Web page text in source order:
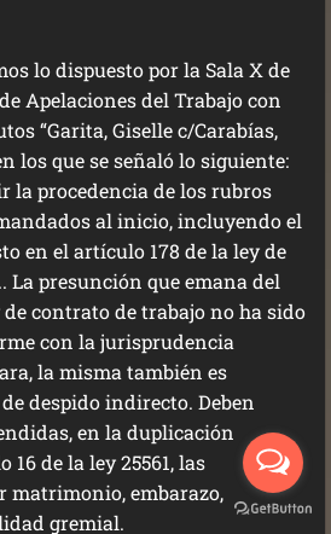
lo dispuesto por la Sala X de
Apelaciones del Trabajo con
“Garita, Giselle c/Carabías,
los que se señaló lo siguiente:
la procedencia de los rubros
al inicio, incluyendo el
en el artículo 178 de la ley de
La presunción que emana del
contrato de trabajo no ha sido
con la jurisprudencia
la misma también es
despido indirecto. Deben
en la duplicación
de la ley 25561, las
matrimonio, embarazo,
gremial.